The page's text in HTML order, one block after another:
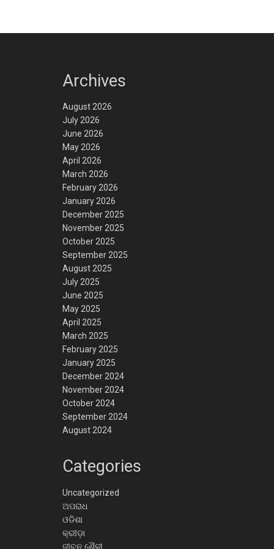
Archives
August 2026
July 2026
June 2026
May 2026
April 2026
March 2026
February 2026
January 2026
December 2025
November 2025
October 2025
September 2025
August 2025
July 2025
June 2025
May 2025
April 2025
March 2025
February 2025
January 2025
December 2024
November 2024
October 2024
September 2024
August 2024
Categories
Uncategorized
ଅପରାଧ
ଓଡିଶା
କ୍ରୀଡ଼ା
ଜୀବନ ଶୈଳୀ